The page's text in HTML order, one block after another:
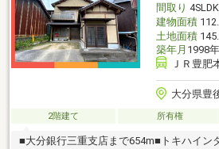
間取り 4SLDK
建物面積
土地面積
築年月 1998
ＪＲ豊肥
大分県豊
2階建て 所有権
■大分銀行三重支店まで654m■トキハイン